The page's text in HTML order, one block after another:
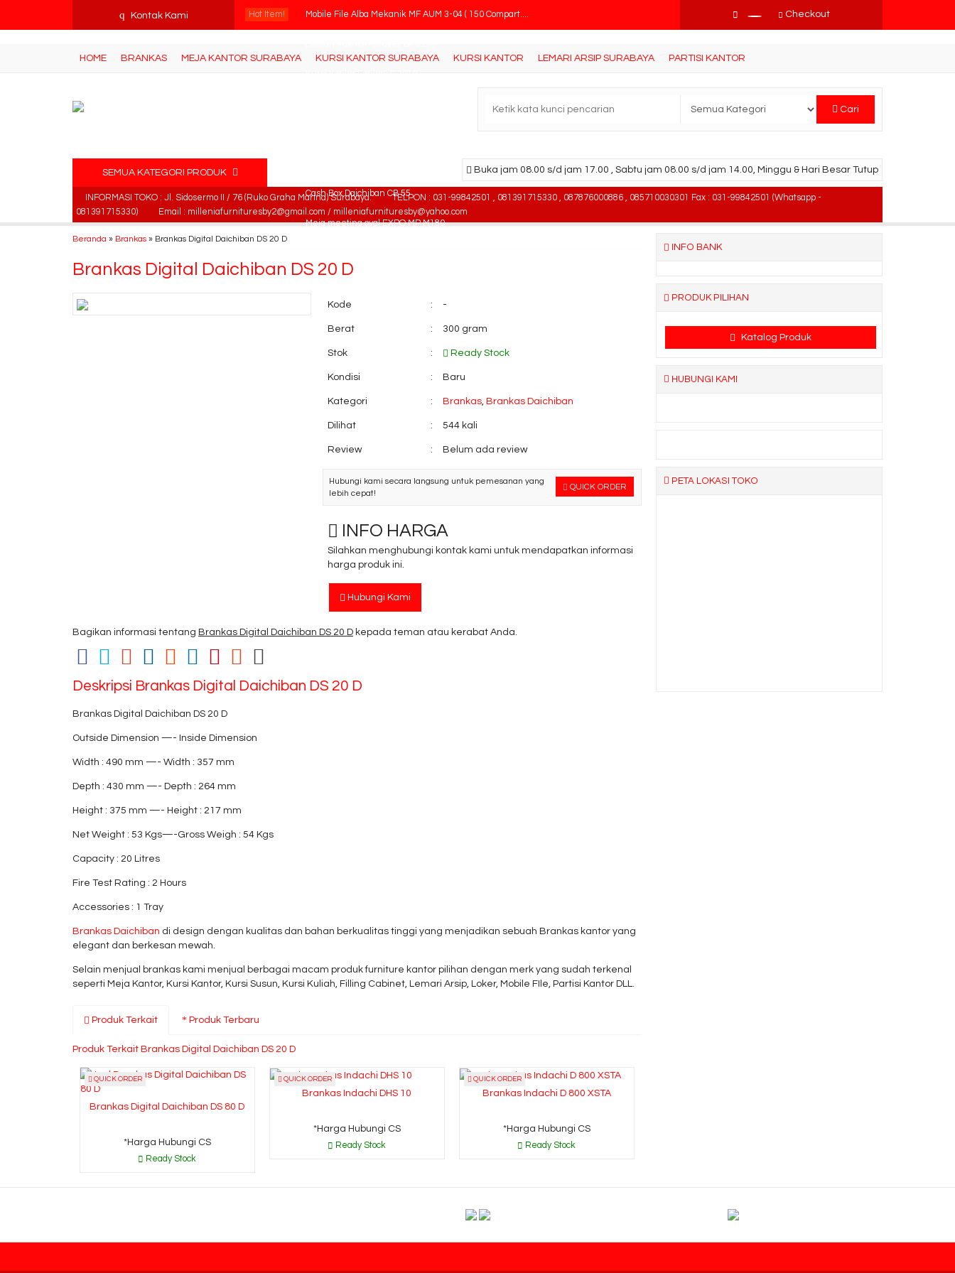
q Kontak Kami Hot Item! Mobile File Alba Mekanik MF AUM 3-04 ( 150 Compart....
Cash Box Daichiban CB 55
Meja meeting oval EXPO MP M180
Checkout
HOME BRANKAS MEJA KANTOR SURABAYA KURSI KANTOR SURABAYA KURSI KANTOR LEMARI ARSIP SURABAYA PARTISI KANTOR
Cari
Buka jam 08.00 s/d jam 17.00 , Sabtu jam 08.00 s/d jam 14.00, Minggu & Hari Besar Tutup
SEMUA KATEGORI PRODUK
INFORMASI TOKO : Jl. Sidosermo II / 76 (Ruko Graha Marina) Surabaya.
TELPON : 031-99842501 , 081391715330 , 087876000886 , 085710030301 Fax : 031-99842501 (Whatsapp -
081391715330)
Email : milleniafurnituresby2@gmail.com / milleniafurnituresby@yahoo.com
Beranda » Brankas » Brankas Digital Daichiban DS 20 D
Brankas Digital Daichiban DS 20 D
Kode : -
Berat : 300 gram
Stok : Ready Stock
Kondisi : Baru
Kategori : Brankas, Brankas Daichiban
Dilihat : 544 kali
Review : Belum ada review
QUICK ORDER
Hubungi kami secara langsung untuk pemesanan yang
lebih cepat!
INFO HARGA
Silahkan menghubungi kontak kami untuk mendapatkan informasi
harga produk ini.
Hubungi Kami
Bagikan informasi tentang Brankas Digital Daichiban DS 20 D kepada teman atau kerabat Anda.
Deskripsi Brankas Digital Daichiban DS 20 D
Brankas Digital Daichiban DS 20 D
Outside Dimension —- Inside Dimension
Width : 490 mm —- Width : 357 mm
Depth : 430 mm —- Depth : 264 mm
Height : 375 mm —- Height : 217 mm
Net Weight : 53 Kgs—-Gross Weigh : 54 Kgs
Capacity : 20 Litres
Fire Test Rating : 2 Hours
Accessories : 1 Tray
Brankas Daichiban di design dengan kualitas dan bahan berkualitas tinggi yang menjadikan sebuah Brankas kantor yang
elegant dan berkesan mewah.
Selain menjual brankas kami menjual berbagai macam produk furniture kantor pilihan dengan merk yang sudah terkenal
seperti Meja Kantor, Kursi Kantor, Kursi Susun, Kursi Kuliah, Filling Cabinet, Lemari Arsip, Loker, Mobile FIle, Partisi Kantor DLL.
Produk Terkait Produk Terbaru
Produk Terkait Brankas Digital Daichiban DS 20 D
QUICK ORDER
Brankas Digital Daichiban DS 80 D
*Harga Hubungi CS
Ready Stock
QUICK ORDER
Brankas Indachi DHS 10
*Harga Hubungi CS
Ready Stock
QUICK ORDER
Brankas Indachi D 800 XSTA
*Harga Hubungi CS
Ready Stock
INFO BANK
PRODUK PILIHAN
Katalog Produk
HUBUNGI KAMI
PETA LOKASI TOKO